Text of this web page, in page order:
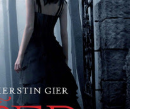
esempio, i capelli arruffati . TUTTI I
i capelli arruffati. Vabbè, c'è crisi, il
regalarglielo io uno. O magari del gel.
i ragazzi con i capelli così
di casa. Ah, poi ci sono le ciocche
trasgry. Oppure tutti i personaggi
lettori, fatto sta che io non ho mai